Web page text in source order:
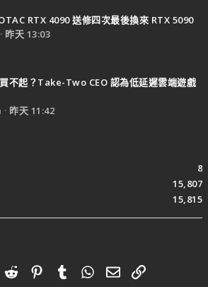
RTX 4090 送修四次最後換來 RTX 5090
昨天 13:03
不起？Take-Two CEO 認為低延遲雲端遊戲
昨天 11:42
8
15,807
15,815
RedditPinterestTumblrWhatsApp
電子郵件
連結